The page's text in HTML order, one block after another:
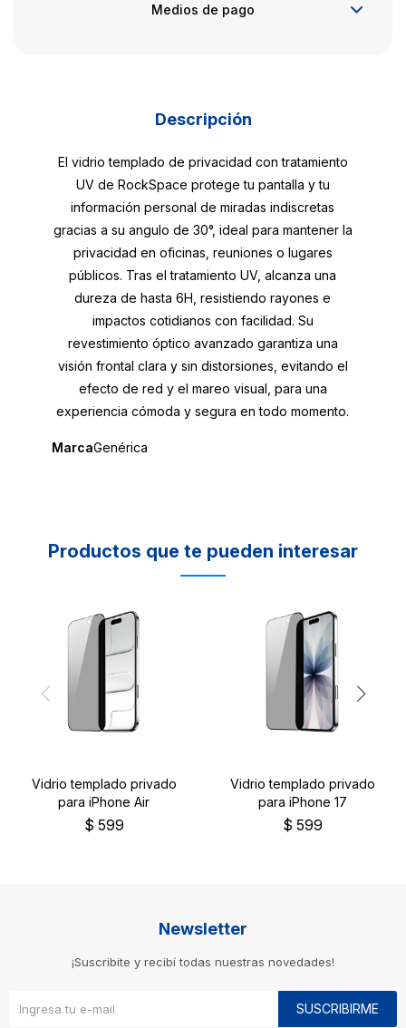
Medios de pago
Descripción
El vidrio templado de privacidad con tratamiento
UV de RockSpace protege tu pantalla y tu
información personal de miradas indiscretas
gracias a su angulo de 30°, ideal para mantener la
privacidad en oficinas, reuniones o lugares
públicos. Tras el tratamiento UV, alcanza una
dureza de hasta 6H, resistiendo rayones e
impactos cotidianos con facilidad. Su
revestimiento óptico avanzado garantiza una
visión frontal clara y sin distorsiones, evitando el
efecto de red y el mareo visual, para una
experiencia cómoda y segura en todo momento.
MarcaGenérica
Productos que te pueden interesar
Vidrio templado privado
para iPhone Air
$ 599
Vidrio templado privado
para iPhone 17
$ 599
Newsletter
¡Suscribite y recibí todas nuestras novedades!
SUSCRIBIRME